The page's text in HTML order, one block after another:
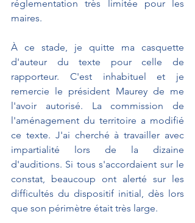
réglementation très limitée pour les
maires.
À ce stade, je quitte ma casquette
d'auteur du texte pour celle de
rapporteur. C'est inhabituel et je
remercie le président Maurey de me
l'avoir autorisé. La commission de
l'aménagement du territoire a modifié
ce texte. J'ai cherché à travailler avec
impartialité lors de la dizaine
d'auditions. Si tous s'accordaient sur le
constat, beaucoup ont alerté sur les
difficultés du dispositif initial, dès lors
que son périmètre était très large.